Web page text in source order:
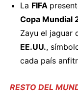
La FIFA
Copa Mundial
Zayu el jaguar
EE.UU.,
cada país
RESTO DEL